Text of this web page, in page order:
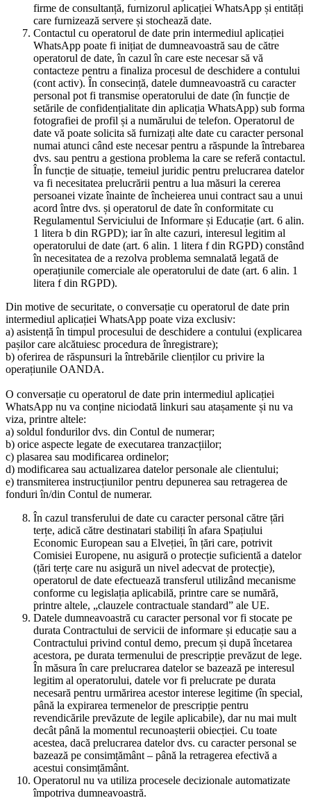
firme de consultanță, furnizorul aplicației WhatsApp și entități
care furnizează servere și stochează date.
Contactul cu operatorul de date prin intermediul aplicației
WhatsApp poate fi inițiat de dumneavoastră sau de către
operatorul de date, în cazul în care este necesar să vă
contacteze pentru a finaliza procesul de deschidere a contului
(cont activ). În consecință, datele dumneavoastră cu caracter
personal pot fi transmise operatorului de date (în funcție de
setările de confidențialitate din aplicația WhatsApp) sub forma
fotografiei de profil și a numărului de telefon. Operatorul de
date vă poate solicita să furnizați alte date cu caracter personal
numai atunci când este necesar pentru a răspunde la întrebarea
dvs. sau pentru a gestiona problema la care se referă contactul.
În funcție de situație, temeiul juridic pentru prelucrarea datelor
va fi necesitatea prelucrării pentru a lua măsuri la cererea
persoanei vizate înainte de încheierea unui contract sau a unui
acord între dvs. și operatorul de date în conformitate cu
Regulamentul Serviciului de Informare și Educație (art. 6 alin.
1 litera b din RGPD); iar în alte cazuri, interesul legitim al
operatorului de date (art. 6 alin. 1 litera f din RGPD) constând
în necesitatea de a rezolva problema semnalată legată de
operațiunile comerciale ale operatorului de date (art. 6 alin. 1
litera f din RGPD).
Din motive de securitate, o conversație cu operatorul de date prin
intermediul aplicației WhatsApp poate viza exclusiv:
a) asistență în timpul procesului de deschidere a contului (explicarea
pașilor care alcătuiesc procedura de înregistrare);
b) oferirea de răspunsuri la întrebările clienților cu privire la
operațiunile OANDA.
O conversație cu operatorul de date prin intermediul aplicației
WhatsApp nu va conține niciodată linkuri sau atașamente și nu va
viza, printre altele:
a) soldul fondurilor dvs. din Contul de numerar;
b) orice aspecte legate de executarea tranzacțiilor;
c) plasarea sau modificarea ordinelor;
d) modificarea sau actualizarea datelor personale ale clientului;
e) transmiterea instrucțiunilor pentru depunerea sau retragerea de
fonduri în/din Contul de numerar.
În cazul transferului de date cu caracter personal către țări
terțe, adică către destinatari stabiliți în afara Spațiului
Economic European sau a Elveției, în țări care, potrivit
Comisiei Europene, nu asigură o protecție suficientă a datelor
(țări terțe care nu asigură un nivel adecvat de protecție),
operatorul de date efectuează transferul utilizând mecanisme
conforme cu legislația aplicabilă, printre care se numără,
printre altele, „clauzele contractuale standard” ale UE.
Datele dumneavoastră cu caracter personal vor fi stocate pe
durata Contractului de servicii de informare și educație sau a
Contractului privind contul demo, precum și după încetarea
acestora, pe durata termenului de prescripție prevăzut de lege.
În măsura în care prelucrarea datelor se bazează pe interesul
legitim al operatorului, datele vor fi prelucrate pe durata
necesară pentru urmărirea acestor interese legitime (în special,
până la expirarea termenelor de prescripție pentru
revendicările prevăzute de legile aplicabile), dar nu mai mult
decât până la momentul recunoașterii obiecției. Cu toate
acestea, dacă prelucrarea datelor dvs. cu caracter personal se
bazează pe consimțământ – până la retragerea efectivă a
acestui consimțământ.
Operatorul nu va utiliza procesele decizionale automatizate
împotriva dumneavoastră.